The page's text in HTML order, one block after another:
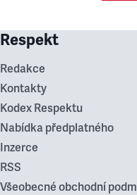
Respekt
Redakce
Kontakty
Kodex Respektu
Nabídka předplatného
Inzerce
RSS
Všeobecné obchodní